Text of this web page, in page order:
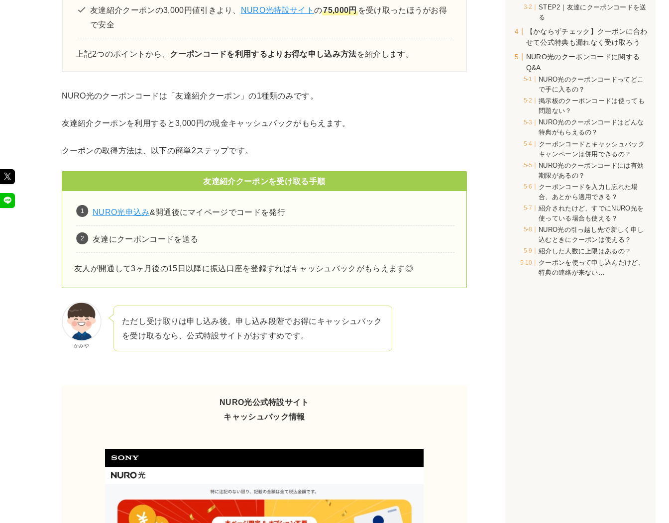
友達紹介クーポンの3,000円値引きより、 NURO光特設サイトの75,000円を受け取ったほうがお得
で安全
上記2つのポイントから、 クーポンコードを利用するよりお得な申し込み方法を紹介します。
NURO光のクーポンコードは「友達紹介クーポン」の1種類のみです。
友達紹介クーポンを利用すると3,000円の現金キャッシュバックがもらえます。
クーポンの取得方法は、以下の簡単2ステップです。
友達紹介クーポンを受け取る手順
NURO光申込み&開通後にマイページでコードを発行
友達にクーポンコードを送る
友人が開通して3ヶ月後の15日以降に振込口座を登録すればキャッシュバックがもらえます◎
かみや
ただし受け取りは申し込み後。申し込み段階でお得にキャッシュバック
を受け取るなら、公式特設サイトがおすすめです。
NURO光公式特設サイト
キャッシュバック情報
STEP2｜友達にクーポンコードを送
る
【かならずチェック】クーポンに合わ
せて公式特典も漏れなく受け取ろう
NURO光のクーポンコードに関する
Q&A
NURO光のクーポンコードってどこ
で手に入るの？
掲示板のクーポンコードは使っても
問題ない？
NURO光のクーポンコードはどんな
特典がもらえるの？
クーポンコードとキャッシュバック
キャンペーンは併用できるの？
NURO光のクーポンコードには有効
期限があるの？
クーポンコードを入力し忘れた場
合、あとから適用できる？
紹介されたけど、すでにNURO光を
使っている場合も使える？
NURO光の引っ越し先で新しく申し
込むときにクーポンは使える？
紹介した人数に上限はあるの？
クーポンを使って申し込んだけど、
特典の連絡が来ない…